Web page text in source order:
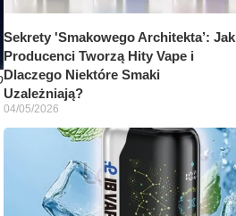
Sekrety 'Smakowego Architekta’: Jak
Producenci Tworzą Hity Vape i
Dlaczego Niektóre Smaki
Uzależniają?
04/05/2026